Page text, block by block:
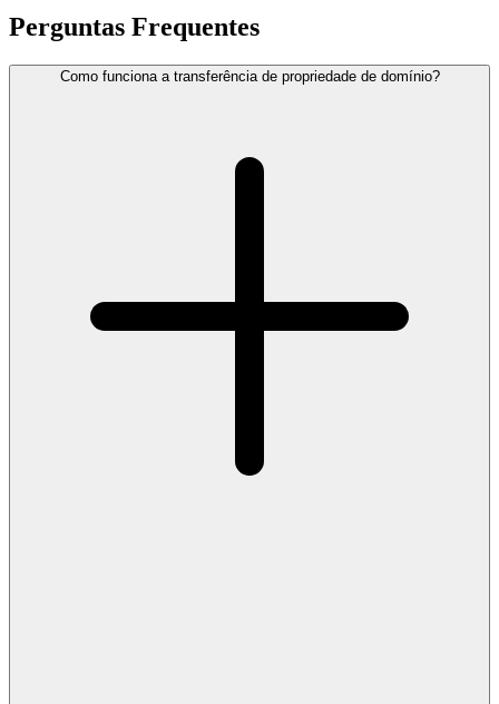
Perguntas Frequentes
Como funciona a transferência de propriedade de domínio?